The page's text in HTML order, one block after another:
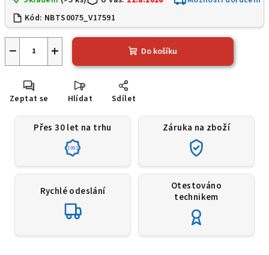
Kód: NBTS0075_V17591
+
− Do košíku
Zeptat se Hlídat Sdílet
Přes 30 let na trhu
1991
Záruka na zboží
Rychlé odeslání
Otestováno
technikem